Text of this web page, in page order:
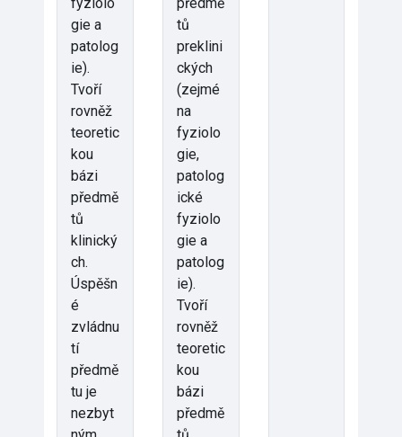
gie a
patolog
ie).
Tvoří
rovněž
teoretic
kou
bázi
předmě
tů
klinický
ch.
Úspěšn
é
zvládnu
tí
předmě
tu je
nezbyt
tů
preklini
ckých
(zejmé
na
fyziolo
gie,
patolog
ické
fyziolo
gie a
patolog
ie).
Tvoří
rovněž
teoretic
kou
bázi
předmě